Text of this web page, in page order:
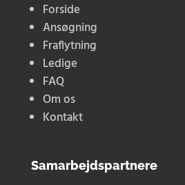
Forside
Ansøgning
Fraflytning
Ledige
FAQ
Om os
Kontakt
Samarbejdspartnere